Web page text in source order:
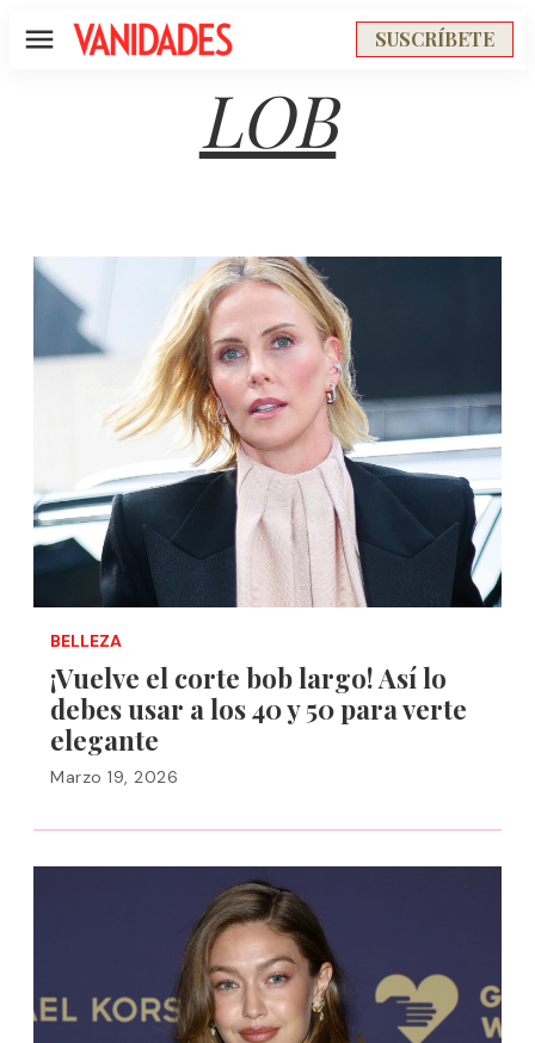
Menú SUSCRÍBETE
LOB
BELLEZA
¡Vuelve el corte bob largo! Así lo
debes usar a los 40 y 50 para verte
elegante
Marzo 19, 2026